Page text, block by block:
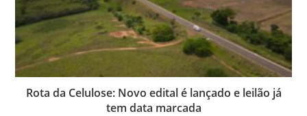
Rota da Celulose: Novo edital é lançado e leilão já
tem data marcada